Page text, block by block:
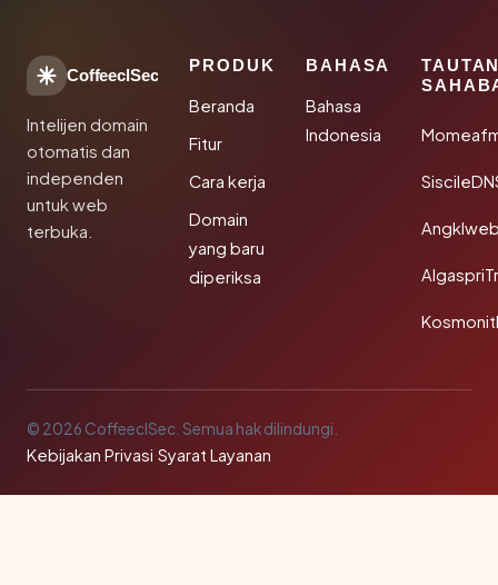
CoffeeclSec
Intelijen domain
otomatis dan
independen
untuk web
terbuka.
PRODUK
Beranda
Fitur
Cara kerja
Domain
yang baru
diperiksa
BAHASA
Bahasa
Indonesia
© 2026 CoffeeclSec. Semua hak dilindungi.
Kebijakan Privasi·Syarat Layanan